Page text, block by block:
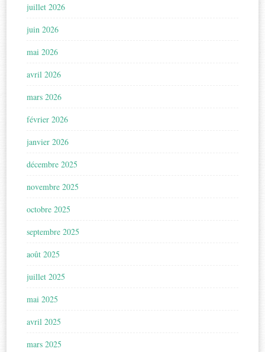
juillet 2026
juin 2026
mai 2026
avril 2026
mars 2026
février 2026
janvier 2026
décembre 2025
novembre 2025
octobre 2025
septembre 2025
août 2025
juillet 2025
mai 2025
avril 2025
mars 2025